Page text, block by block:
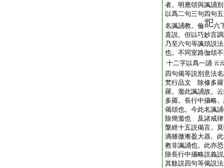
者。明應頌與諷誦
以爲二句三句四句
名諷誦教。倫
六
直説。但以巧妙言
乃至六句等諷頌説
也。不同室路伽頌
十二字以爲一誦 云
四句偈等説別意法
梵行品文 除修多羅
羅。濫此諷誦故。
多羅。長行中攝略
偈頌也。今此名諷
除簡濫也 及諸戒律
槃經十五説偈言。
滴雖微漸盈大器。
教非諷誦也。此亦
除長行中攝略説義
其餘説四句等偈説